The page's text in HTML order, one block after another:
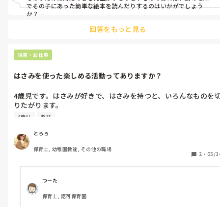
無理強いをした先になにがあるか、言えます？
僕は言えません。
いずれ、食べるようになる、かもしれない。
ちなみに、僕は幼い頃から玉ねぎが嫌いなんですが、今も嫌いです。
他にも、食べられるけど苦手なものがたくさんあります。
時代錯誤とまでは言わなくていいですが、関わり方によって子ども
人間なんて雑食なんだから、もはやそれすでに偏食ですよ。考え方
雑食ってことは、自分が食べられるものと食べられないものもあ
る、みたいな。
子どもは、分かってくれる先生、大人がいるだけで、うれしくて安
心するんです。
た！」って言ってくれる日が来るかもしれません。
好きな人が、自分の苦手なものを分かってくれていて食事に連れて
いったり、つくったり、「○○が好きだったよね、○○は苦手だっ
たよね」って言ってくれたら、嬉しいでしょ？
でその子にあった簡単な絵本を読んだりするのはいかがでしょう
か？
回答をもっと見る
保育・お仕事
はさみを使った楽しめる活動ってありますか？
4歳児です。はさみが好きで、はさみを持つと、いろんなものを
りたがります。
紙や箱ならいいのですが、友だちの作ったものや、汚れ防止のテ
意してもなかなか止まりません。
はさみを使った活動で、なにか変わった活動などご存知でしたら
教えて下さい！
4歳児 遊び
とろろ
保育士, 幼稚園教諭, その他の職場
2 ・ 05/
つーた
保育士, 認可保育園